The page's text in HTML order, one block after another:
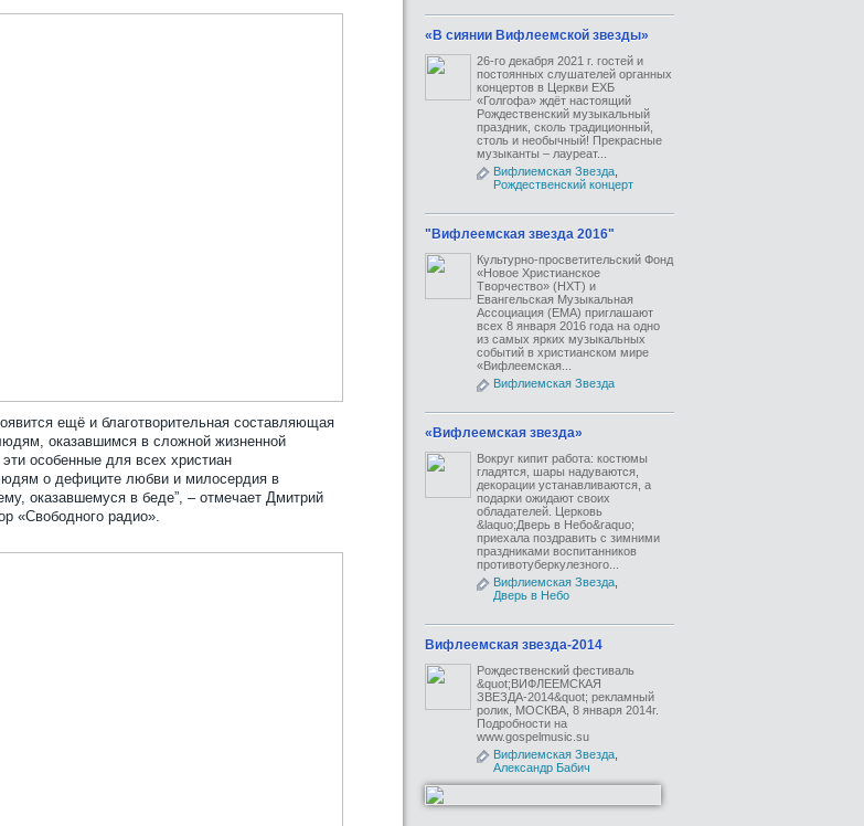
ещё и благотворительная составляющая
оказавшимся в сложной жизненной
особенные для всех христиан
о дефиците любви и милосердия в
оказавшемуся в беде”, – отмечает Дмитрий
«Свободного радио».
«В сиянии Вифлеемской звезды»
26-го декабря 2021 г. гостей и
постоянных слушателей органных
концертов в Церкви ЕХБ
«Голгофа» ждёт настоящий
Рождественский музыкальный
праздник, сколь традиционный,
столь и необычный! Прекрасные
музыканты – лауреат...
Вифлиемская Звезда
Рождественский концерт
"Вифлеемская звезда 2016"
Культурно-просветительский Фонд
«Новое Христианское
Творчество» (НХТ) и
Евангельская Музыкальная
Ассоциация (ЕМА) приглашают
всех 8 января 2016 года на одно
из самых ярких музыкальных
событий в христианском мире
«Вифлеемская...
Вифлиемская Звезда
«Вифлеемская звезда»
Вокруг кипит работа: костюмы
гладятся, шары надуваются,
декорации устанавливаются, а
подарки ожидают своих
обладателей. Церковь
&laquo;Дверь в Небо&raquo;
приехала поздравить с зимними
праздниками воспитанников
противотуберкулезного...
Вифлиемская Звезда
Дверь в Небо
Вифлеемская звезда-2014
Рождественский фестиваль
&quot;ВИФЛЕЕМСКАЯ
ЗВЕЗДА-2014&quot; рекламный
ролик, МОСКВА, 8 января 2014г.
Подробности на
www.gospelmusic.su
Вифлиемская Звезда
Александр Бабич